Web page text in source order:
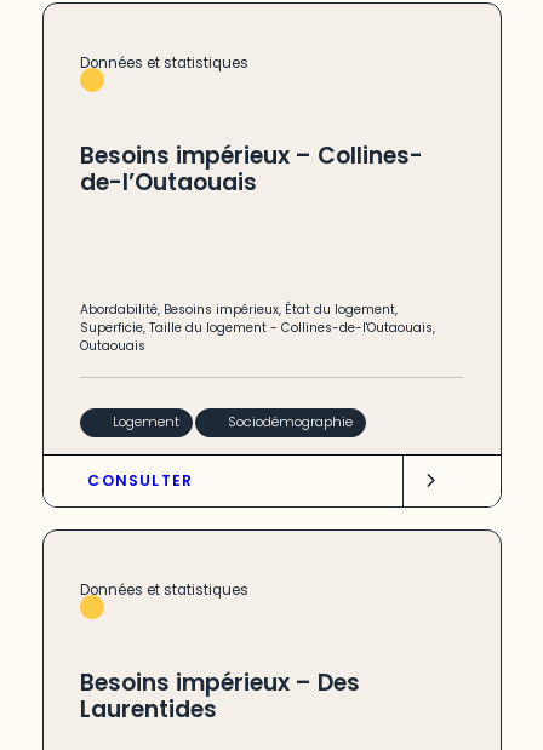
Données et statistiques
Besoins impérieux – Collines-
de-l’Outaouais
Abordabilité, Besoins impérieux, État du logement,
Superficie,Taille du logement -Collines-de-l'Outaouais,
Outaouais
Logement Sociodémographie
CONSULTER
Données et statistiques
Besoins impérieux – Des
Laurentides